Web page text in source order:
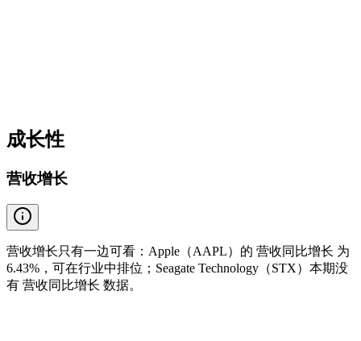
成长性
营收增长
营收增长只有一边可看：Apple（AAPL）的 营收同比增长 为
6.43%，可在行业中排位；Seagate Technology（STX）本期没
有 营收同比增长 数据。